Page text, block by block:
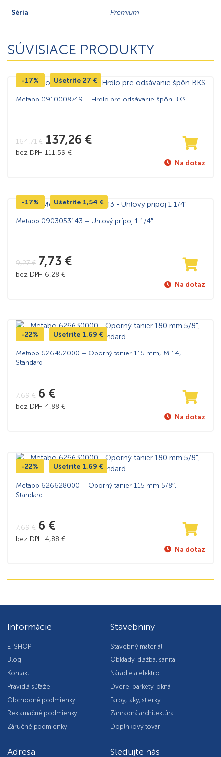
Séria Premium
SÚVISIACE PRODUKTY
-17% Ušetríte 27 €
Metabo 0910008749 – Hrdlo pre odsávanie špôn BKS
164,71€ 137,26 €
bez DPH 111,59 €
Na dotaz
-17% Ušetríte 1,54 €
Metabo 0903053143 – Uhlový prípoj 1 1/4″
9,27€ 7,73 €
bez DPH 6,28 €
Na dotaz
-22% Ušetríte 1,69 €
Metabo 626452000 – Oporný tanier 115 mm, M 14,
Standard
7,69€ 6 €
bez DPH 4,88 €
Na dotaz
-22% Ušetríte 1,69 €
Metabo 626628000 – Oporný tanier 115 mm 5/8″,
Standard
7,69€ 6 €
bez DPH 4,88 €
Na dotaz
Informácie
E-SHOP
Blog
Kontakt
Pravidlá súťaže
Obchodné podmienky
Reklamačné podmienky
Záručné podmienky
Stavebniny
Stavebný materiál
Obklady, dlažba, sanita
Náradie a elektro
Dvere, parkety, okná
Farby, laky, stierky
Záhradná architektúra
Doplnkový tovar
Adresa Sledujte nás